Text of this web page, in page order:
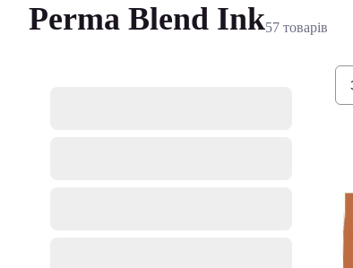
Perma Blend Ink57 товарів